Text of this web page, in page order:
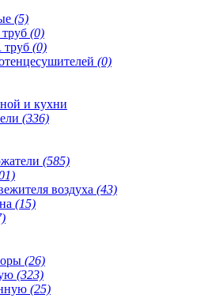
(5)
(0)
труб (0)
(0)
и кухни
(336)
(585)
воздуха (43)
(15)
(26)
(323)
(25)